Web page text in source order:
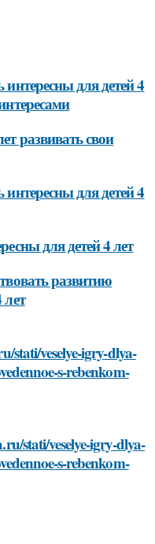
для детей 4
развивать свои
для детей 4
для детей 4 лет
развитию
stati/veselye-igry-dlya-
s-rebenkom-
stati/veselye-igry-dlya-
s-rebenkom-